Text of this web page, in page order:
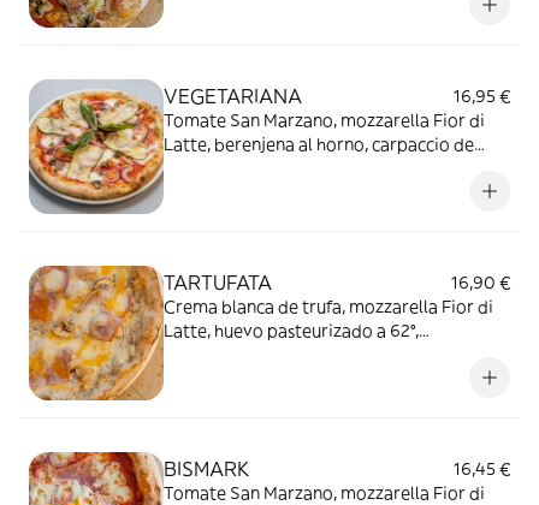
VEGETARIANA
16,95 €
Tomate San Marzano, mozzarella Fior di
Latte, berenjena al horno, carpaccio de
TARTUFATA
16,90 €
Crema blanca de trufa, mozzarella Fior di
Latte, huevo pasteurizado a 62°,
BISMARK
16,45 €
Tomate San Marzano, mozzarella Fior di